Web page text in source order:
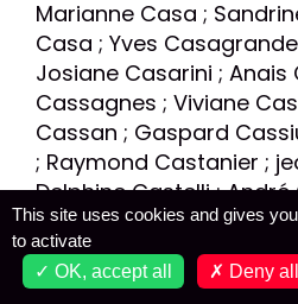
This site uses cookies and gives
to activate
OK, accept all
Deny